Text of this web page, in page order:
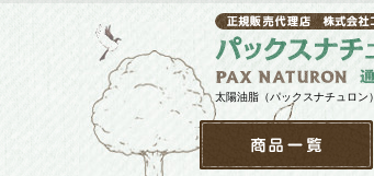
太陽油脂（パックスナチュロン